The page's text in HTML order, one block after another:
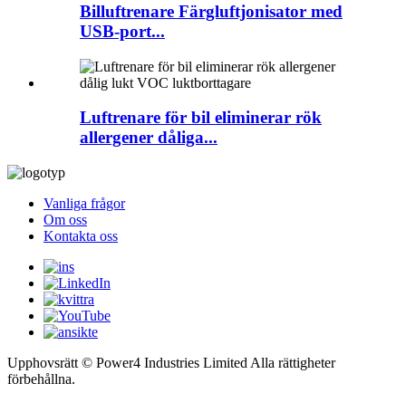
Billuftrenare Färgluftjonisator med
USB-port...
Luftrenare för bil eliminerar rök
allergener dåliga...
Vanliga frågor
Om oss
Kontakta oss
Upphovsrätt © Power4 Industries Limited Alla rättigheter
förbehållna.